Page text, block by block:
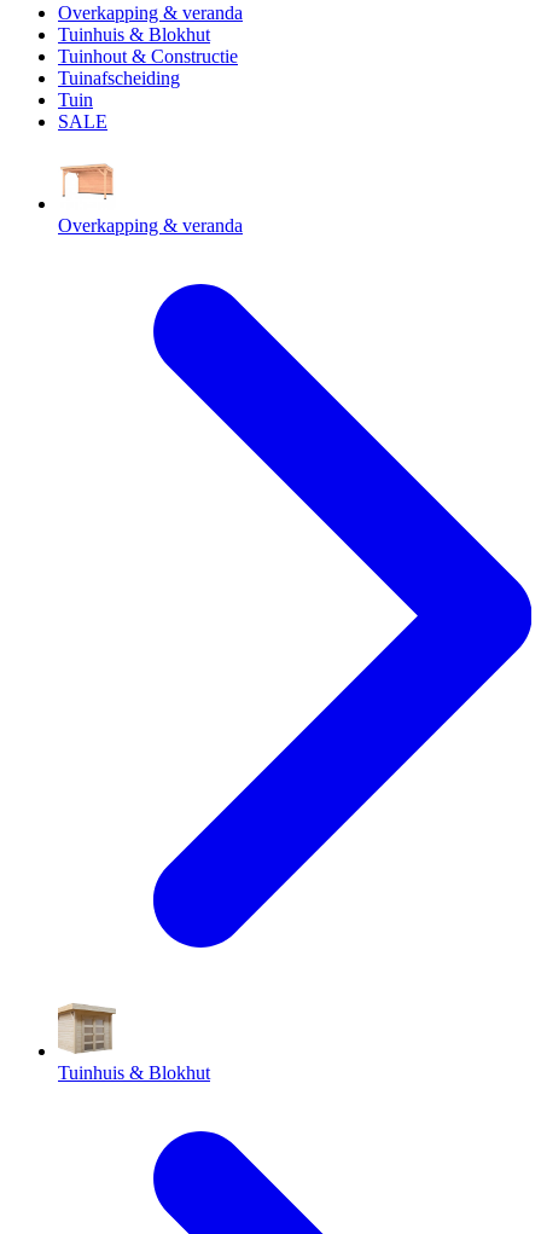
Overkapping & veranda
Tuinhuis & Blokhut
Tuinhout & Constructie
Tuinafscheiding
Tuin
SALE
Overkapping & veranda
Tuinhuis & Blokhut